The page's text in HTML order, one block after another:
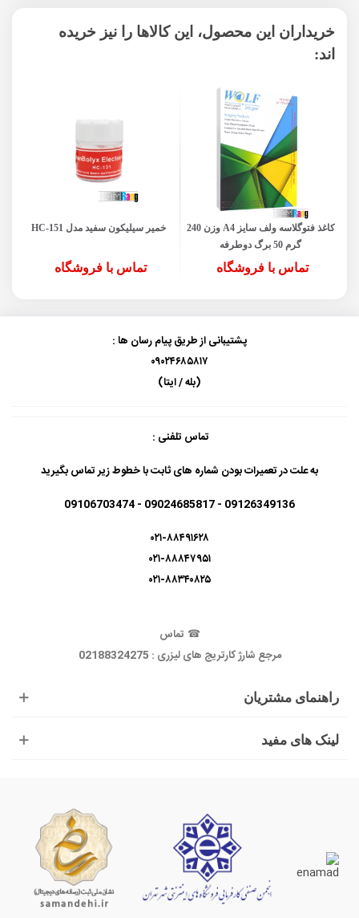
خریداران این محصول، این کالاها را نیز خریده
اند:
کاغذ فتوگلاسه ولف سایز A4 وزن 240
گرم 50 برگ دوطرفه
تماس با فروشگاه
خمیر سیلیکون سفید مدل HC-151
تماس با فروشگاه
راهنمای مشتریان
لینک های مفید
پشتیبانی از طریق پیام رسان ها :
۰۹۰۲۴۶۸۵۸۱۷
(بله / ایتا)
تماس تلفنی :
به علت در تعمیرات بودن شماره های ثابت با خطوط زیر تماس بگیرید
09126349136 - 09024685817 - 09106703474
۰۲۱-۸۸۴۹۱۶۲۸
۰۲۱-۸۸۸۴۷۹۵۱
۰۲۱-۸۸۳۴۰۸۲۵
☎ تماس
مرجع شارژ کارتریج های لیزری : 02188324275